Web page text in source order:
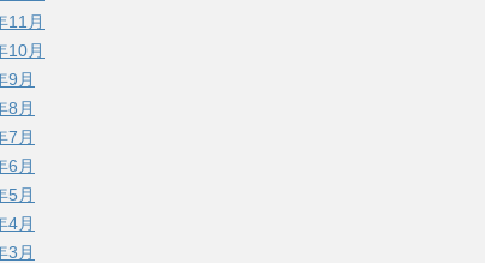
11月
10月
9月
8月
7月
6月
5月
4月
3月